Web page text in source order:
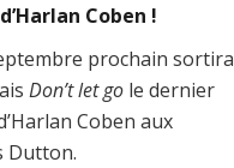
Coben !
prochain sortira
Don’t let go le dernier
Coben aux
Dutton.